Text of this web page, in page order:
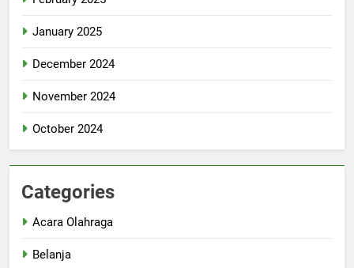
January 2025
December 2024
November 2024
October 2024
Categories
Acara Olahraga
Belanja